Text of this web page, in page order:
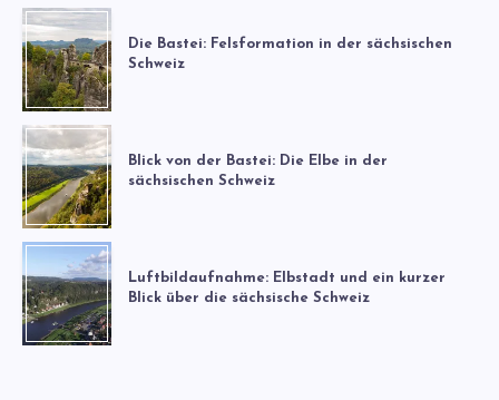
Die Bastei: Felsformation in der sächsischen
Schweiz
Blick von der Bastei: Die Elbe in der
sächsischen Schweiz
Luftbildaufnahme: Elbstadt und ein kurzer
Blick über die sächsische Schweiz